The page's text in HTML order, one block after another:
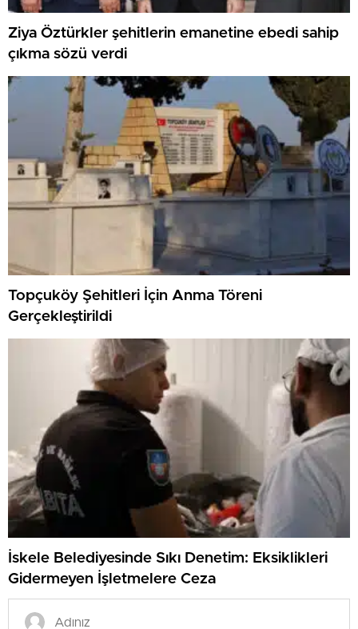
Ziya Öztürkler şehitlerin emanetine ebedi sahip
çıkma sözü verdi
Topçuköy Şehitleri İçin Anma Töreni
Gerçekleştirildi
İskele Belediyesinde Sıkı Denetim: Eksiklikleri
Gidermeyen İşletmelere Ceza